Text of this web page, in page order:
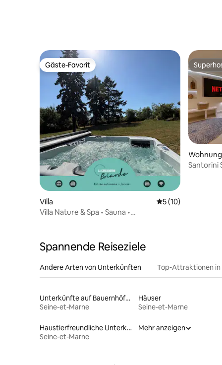
Gäste-Favorit
Gäste-Favorit
Villa Durchschnittliche
5 (10)
Villa Nature & Spa • Sauna •
Wohnung
Santorini
Spannende Reiseziele
Andere Arten von Unterkünften Top-Attraktionen in
Unterkünfte auf Bauernhöfen
Seine-et-Marne
Häuser
Seine-et-Marne
Haustierfreundliche Unterkünfte
Seine-et-Marne
Mehr anzeigen